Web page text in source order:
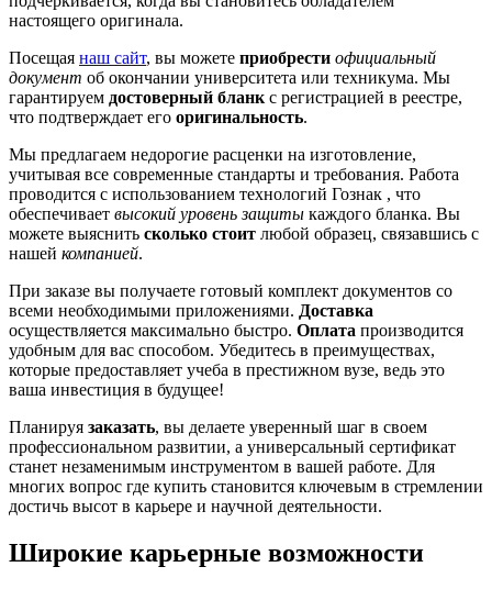
настоящего оригинала.
Посещая наш сайт, вы можете приобрести официальный
документ об окончании университета или техникума. Мы
гарантируем достоверный бланк с регистрацией в реестре,
что подтверждает его оригинальность.
Мы предлагаем недорогие расценки на изготовление,
учитывая все современные стандарты и требования. Работа
проводится с использованием технологий Гознак , что
обеспечивает высокий уровень защиты каждого бланка. Вы
можете выяснить сколько стоит любой образец, связавшись с
нашей компанией.
При заказе вы получаете готовый комплект документов со
всеми необходимыми приложениями. Доставка
осуществляется максимально быстро. Оплата производится
удобным для вас способом. Убедитесь в преимуществах,
которые предоставляет учеба в престижном вузе, ведь это
ваша инвестиция в будущее!
Планируя заказать, вы делаете уверенный шаг в своем
профессиональном развитии, а универсальный сертификат
станет незаменимым инструментом в вашей работе. Для
многих вопрос где купить становится ключевым в стремлении
достичь высот в карьере и научной деятельности.
Широкие карьерные возможности